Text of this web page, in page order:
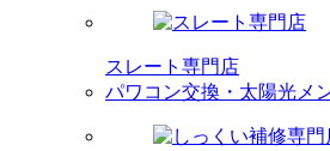
スレート専門店
パワコン交換・太陽光メ